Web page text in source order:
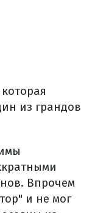
из грандов
Впрочем
и не мог